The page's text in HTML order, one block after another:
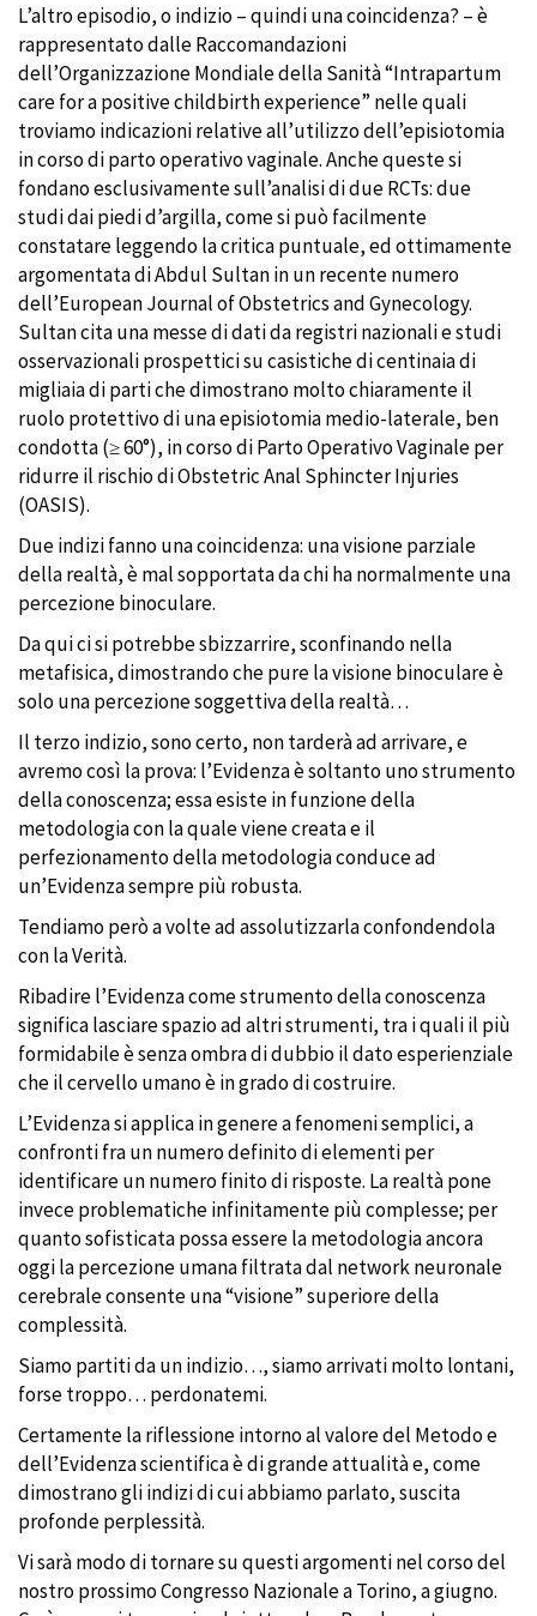
L’altro episodio, o indizio – quindi una coincidenza? – è
rappresentato dalle Raccomandazioni
dell’Organizzazione Mondiale della Sanità “Intrapartum
care for a positive childbirth experience” nelle quali
troviamo indicazioni relative all’utilizzo dell’episiotomia
in corso di parto operativo vaginale. Anche queste si
fondano esclusivamente sull’analisi di due RCTs: due
studi dai piedi d’argilla, come si può facilmente
constatare leggendo la critica puntuale, ed ottimamente
argomentata di Abdul Sultan in un recente numero
dell’European Journal of Obstetrics and Gynecology.
Sultan cita una messe di dati da registri nazionali e studi
osservazionali prospettici su casistiche di centinaia di
migliaia di parti che dimostrano molto chiaramente il
ruolo protettivo di una episiotomia medio-laterale, ben
condotta (≥ 60°), in corso di Parto Operativo Vaginale per
ridurre il rischio di Obstetric Anal Sphincter Injuries
(OASIS).
Due indizi fanno una coincidenza: una visione parziale
della realtà, è mal sopportata da chi ha normalmente una
percezione binoculare.
Da qui ci si potrebbe sbizzarrire, sconfinando nella
metafisica, dimostrando che pure la visione binoculare è
solo una percezione soggettiva della realtà…
Il terzo indizio, sono certo, non tarderà ad arrivare, e
avremo così la prova: l’Evidenza è soltanto uno strumento
della conoscenza; essa esiste in funzione della
metodologia con la quale viene creata e il
perfezionamento della metodologia conduce ad
un’Evidenza sempre più robusta.
Tendiamo però a volte ad assolutizzarla confondendola
con la Verità.
Ribadire l’Evidenza come strumento della conoscenza
significa lasciare spazio ad altri strumenti, tra i quali il più
formidabile è senza ombra di dubbio il dato esperienziale
che il cervello umano è in grado di costruire.
L’Evidenza si applica in genere a fenomeni semplici, a
confronti fra un numero definito di elementi per
identificare un numero finito di risposte. La realtà pone
invece problematiche infinitamente più complesse; per
quanto sofisticata possa essere la metodologia ancora
oggi la percezione umana filtrata dal network neuronale
cerebrale consente una “visione” superiore della
complessità.
Siamo partiti da un indizio…, siamo arrivati molto lontani,
forse troppo… perdonatemi.
Certamente la riflessione intorno al valore del Metodo e
dell’Evidenza scientifica è di grande attualità e, come
dimostrano gli indizi di cui abbiamo parlato, suscita
profonde perplessità.
Vi sarà modo di tornare su questi argomenti nel corso del
nostro prossimo Congresso Nazionale a Torino, a giugno.